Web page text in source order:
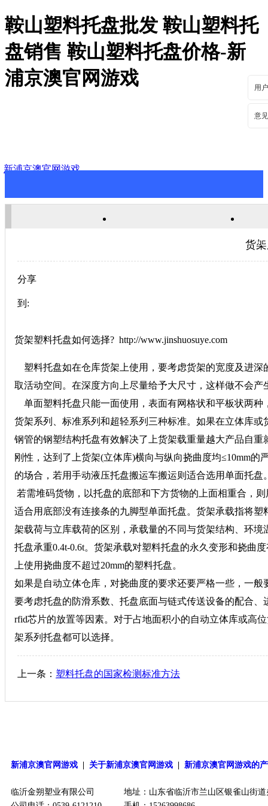
鞍山塑料托盘批发 鞍山塑料托
盘销售 鞍山塑料托盘价格-新
浦京澳官网游戏
用
意
新浦京澳官网游戏
新
货
分享
到:
货架塑料托盘如何选择? http://www.jinshuosuye.com
塑料托盘如在仓库货架上使用，要考虑货架的宽度及进深
取活动空间。在深度方向上尽量给予大尺寸，这样做不会
单面塑料托盘只能一面使用，表面有网格状和平板状两
货架系列、标准系列和超轻系列三种标准。如果在立体库
钢管的钢塑结构托盘有效解决了上货架载重量越大产品自
刚性，达到了上货架(立体库)横向与纵向挠曲度均≤10mm
的场合，若用手动液压托盘搬运车搬运则适合选用单面托盘
若需堆码货物，以托盘的底部和下方货物的上面相重合，
适合用底部没有连接条的九脚型单面托盘。货架承载指将
架载荷与立库载荷的区别，承载量的不同与货架结构、环
托盘承重0.4t-0.6t。货架承载对塑料托盘的永久变形和挠曲
上使用挠曲度不超过20mm的塑料托盘。
如果是自动立体仓库，对挠曲度的要求还要严格一些，一
要考虑托盘的防滑系数、托盘底面与链式传送设备的配合
rfid芯片的放置等因素。对于占地面积小的自动立体库或高
架系列托盘都可以选择。
上一条： 塑料托盘的国家检测标准方法
新浦京澳官网游戏 关于新浦京澳官网游戏 新浦京澳官网游戏的
临沂金朔塑业有限公司
地址：山东省临沂市兰山区银雀山街